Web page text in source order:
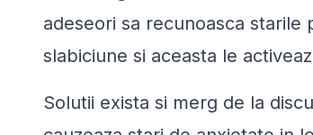
adeseori sa recunoasca starile
slabiciune si aceasta le
Solutii exista si merg de la